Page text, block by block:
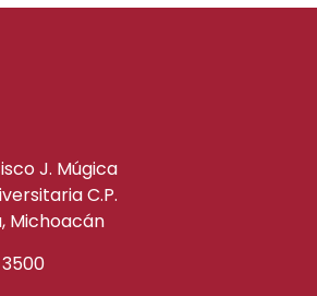
J. Múgica
C.P.
Michoacán